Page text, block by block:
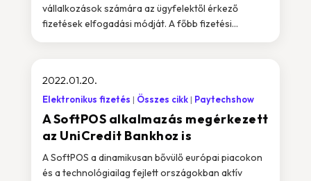
vállalkozások számára az ügyfelektől érkező
fizetések elfogadási módját. A főbb fizetési...
A SoftPOS alkalmazás megérkezett
az UniCredit Bankhoz is
2022.01.20.
Elektronikus fizetés Összes cikk Paytechshow
A SoftPOS a dinamikusan bővülő európai piacokon
és a technológiailag fejlett országokban aktív